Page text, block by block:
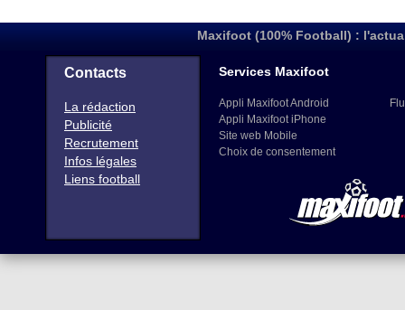
Maxifoot (100% Football) :
Contacts
La rédaction
Publicité
Recrutement
Infos légales
Liens football
Services Maxifoot
Appli Maxifoot Android
Appli Maxifoot iPhone
Site web Mobile
Choix de consentement